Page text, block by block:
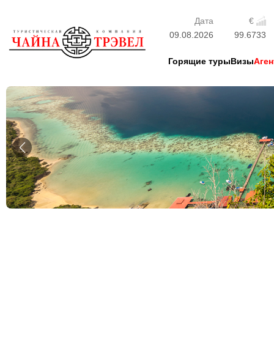
Дата
€
09.08.2026
99.6733
Горящие турыВизы